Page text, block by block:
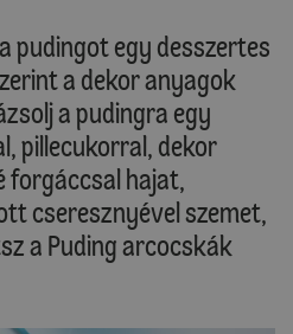
pudingot egy desszertes
a dekor anyagok
a pudingra egy
pillecukorral, dekor
forgáccsal hajat,
cseresznyével szemet,
a Puding arcocskák